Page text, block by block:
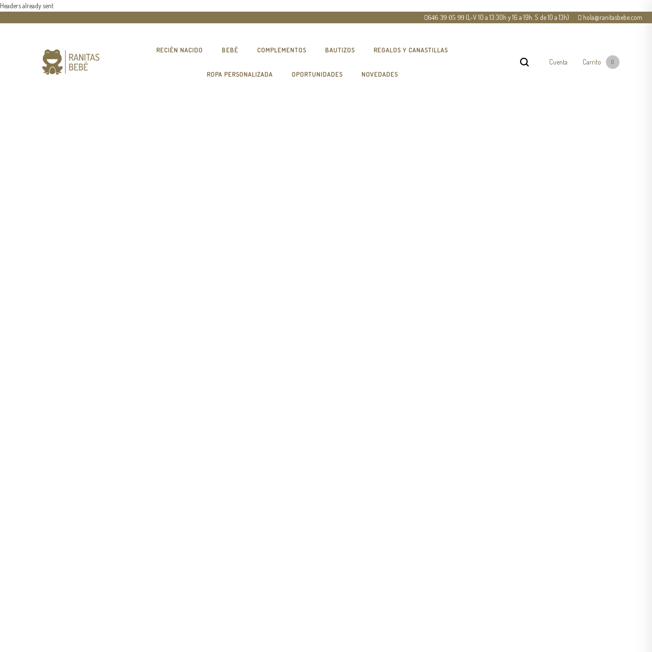
Headers already sent
646 39 05 99 (L-V 10 a 13:30h y 16 a 19h. S de 10 a 13h) hola@ranitasbebe.com
RECIÉN NACIDO BEBÉ COMPLEMENTOS BAUTIZOS REGALOS Y CANASTILLAS
ROPA PERSONALIZADA OPORTUNIDADES NOVEDADES
Cuenta Carrito 0